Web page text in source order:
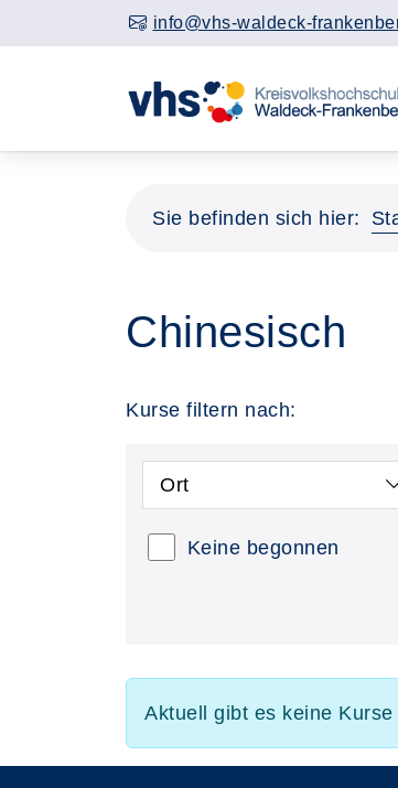
info@vhs-waldeck-
Sie befinden sich hier:
Chinesisch
Kurse filtern nach:
Ort
Keine begonnen
Aktuell gibt es keine